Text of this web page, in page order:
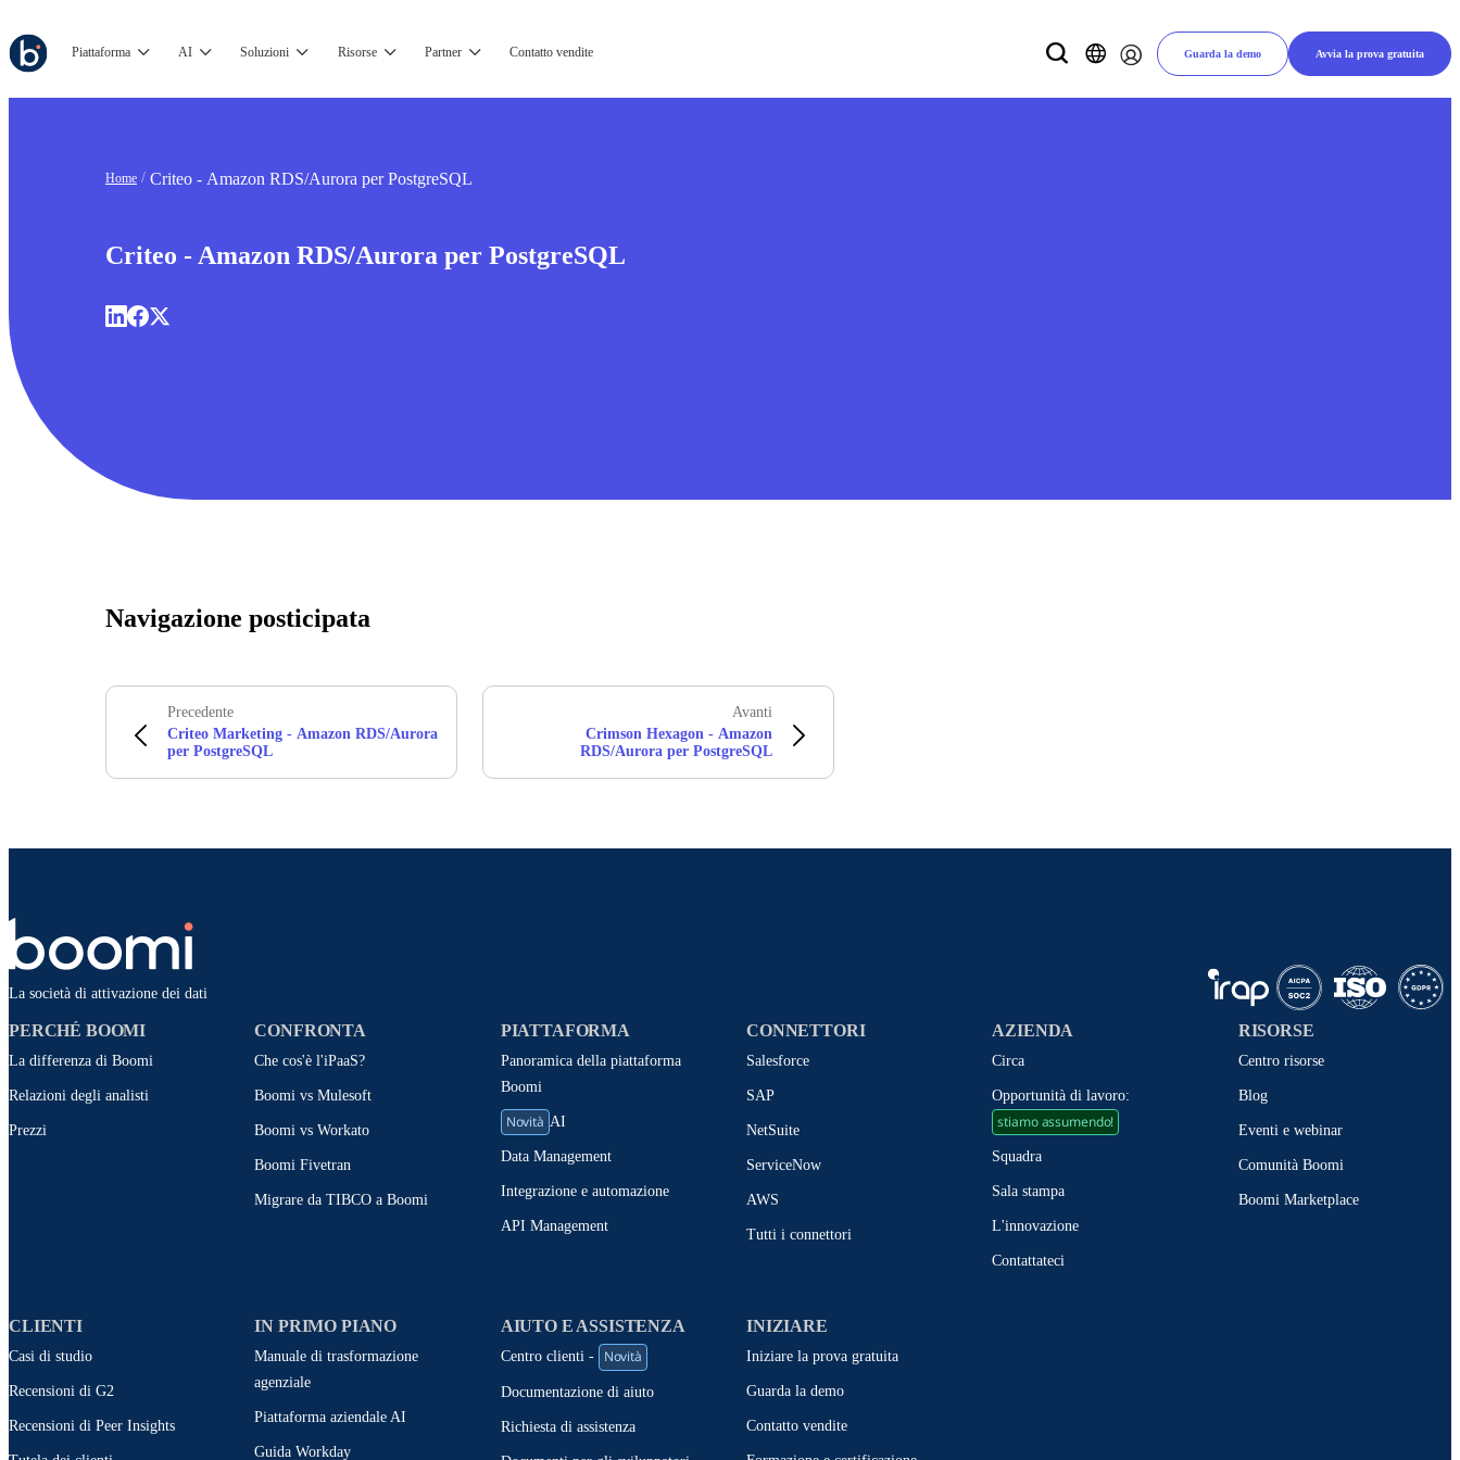
Piattaforma AI Soluzioni Risorse Partner Contatto vendite Guarda la demo Avvia la prova gratuita
Home Criteo - Amazon RDS/Aurora per PostgreSQL
Criteo - Amazon RDS/Aurora per PostgreSQL
Navigazione posticipata
Precedente
Criteo Marketing - Amazon RDS/Aurora
per PostgreSQL
Avanti
Crimson Hexagon - Amazon
RDS/Aurora per PostgreSQL
La società di attivazione dei dati
PERCHÉ BOOMI
La differenza di Boomi
Relazioni degli analisti
Prezzi
CONFRONTA
Che cos'è l'iPaaS?
Boomi vs Mulesoft
Boomi vs Workato
Boomi Fivetran
Migrare da TIBCO a Boomi
PIATTAFORMA
Panoramica della piattaforma
Boomi
Novità AI
Data Management
Integrazione e automazione
API Management
CONNETTORI
Salesforce
SAP
NetSuite
ServiceNow
AWS
Tutti i connettori
AZIENDA
Circa
Opportunità di lavoro:
stiamo assumendo!
Squadra
Sala stampa
L'innovazione
Contattateci
RISORSE
Centro risorse
Blog
Eventi e webinar
Comunità Boomi
Boomi Marketplace
CLIENTI
Casi di studio
Recensioni di G2
Recensioni di Peer Insights
IN PRIMO PIANO
Manuale di trasformazione
agenziale
Piattaforma aziendale AI
Guida Workday
AIUTO E ASSISTENZA
Centro clienti - Novità
Documentazione di aiuto
Richiesta di assistenza
INIZIARE
Iniziare la prova gratuita
Guarda la demo
Contatto vendite